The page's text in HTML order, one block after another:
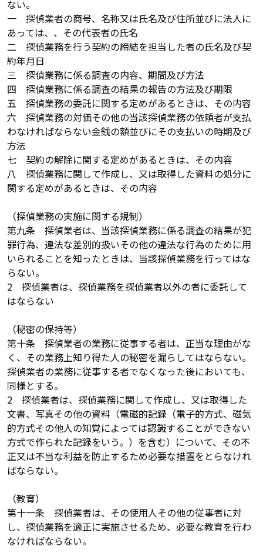
ない。
一 探偵業者の商号、名称又は氏名及び住所並びに法人に
あっては、、その代表者の氏名
二 探偵業務を行う契約の締結を担当した者の氏名及び契
約年月日
三 探偵業務に係る調査の内容、期間及び方法
四 探偵業務に係る調査の結果の報告の方法及び期限
五 探偵業務の委託に関する定めがあるときは、その内容
六 探偵業務の対価その他の当該探偵業務の依頼者が支払
わなければならない金銭の額並びにその支払いの時期及び
方法
七 契約の解除に関する定めがあるときは、その内容
八 探偵業務に関して作成し、又は取得した資料の処分に
関する定めがあるときは、その内容
（探偵業務の実施に関する規制）
第九条 探偵業者は、当該探偵業務に係る調査の結果が犯
罪行為、違法な差別的扱いその他の違法な行為のために用
いられることを知ったときは、当該探偵業務を行ってはな
らない。
2 探偵業者は、探偵業務を探偵業者以外の者に委託して
はならない
（秘密の保持等）
第十条 探偵業者の業務に従事する者は、正当な理由がな
く、その業務上知り得た人の秘密を漏らしてはならない。
探偵業者の業務に従事する者でなくなった後においても、
同様とする。
2 探偵業者は、探偵業務に関して作成し、又は取得した
文書、写真その他の資料（電磁的記録（電子的方式、磁気
的方式その他人の知覚によっては認識することができない
方式で作られた記録をいう。）を含む）について、その不
正又は不当な利益を防止するため必要な措置をとらなけれ
ばならない。
（教育）
第十一条 探偵業者は、その使用人その他の従事者に対
し、探偵業務を適正に実施させるため、必要な教育を行わ
なければならない。